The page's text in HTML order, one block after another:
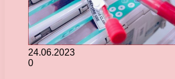
24.06.2023
0